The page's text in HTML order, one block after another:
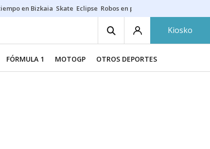
en Bizkaia Skate Eclipse Robos en playas
Kiosko
FÓRMULA 1 MOTOGP OTROS DEPORTES